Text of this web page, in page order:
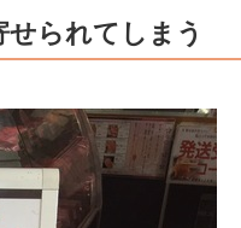
られてしまう